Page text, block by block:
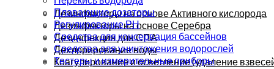
Дезинфекторы на основе Активного кислорода
Дезинфекторы на основе Серебра
Дезинфекция для СПА
Дехлорирование воды
Коагулирование и осветление (удаление
Плавающие дозаторы
Регулирование РН
Средства для консервация бассейнов
Средства для уничтожения водорослей
Тестеры и измерительные приборы